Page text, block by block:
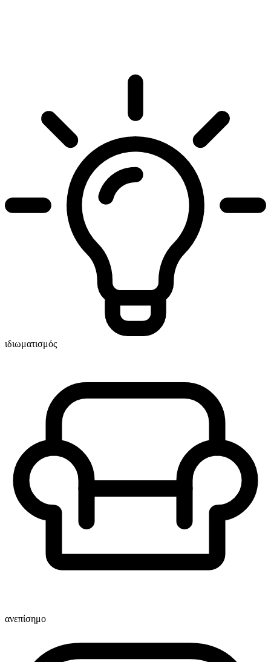
ιδιωματισμός
ανεπίσημο